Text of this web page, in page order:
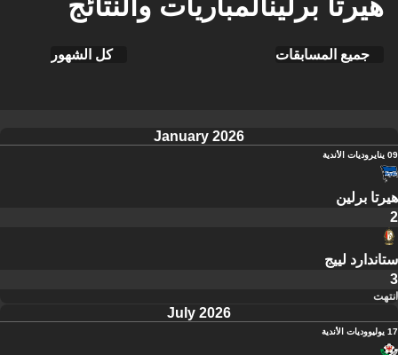
جميع المسابقات كل الشهور
January 2026
09 يناير وديات الأندية
هيرتا برلين
2
ستاندارد لييج
3
انتهت
July 2026
17 يوليو وديات الأندية